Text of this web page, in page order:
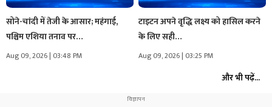
सोने-चांदी में तेजी के आसार; महंगाई,
पश्चिम एशिया तनाव पर…
Aug 09, 2026 | 03:48 PM
टाइटन अपने वृद्धि लक्ष्य को हासिल करने
के लिए सही…
Aug 09, 2026 | 03:25 PM
और भी पढ़ें...